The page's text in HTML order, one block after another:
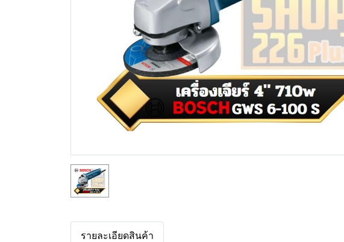
รายละเอียดสินค้า